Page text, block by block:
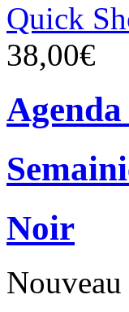
Quick
38,00€
Noir
Nouveau